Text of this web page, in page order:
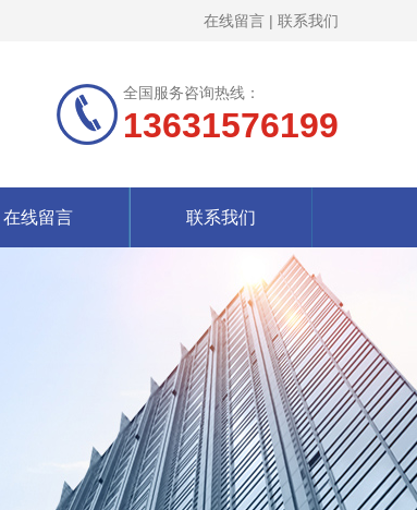
在线留言 | 联系我们
全国服务咨询热线：
13631576199
在线留言 联系我们